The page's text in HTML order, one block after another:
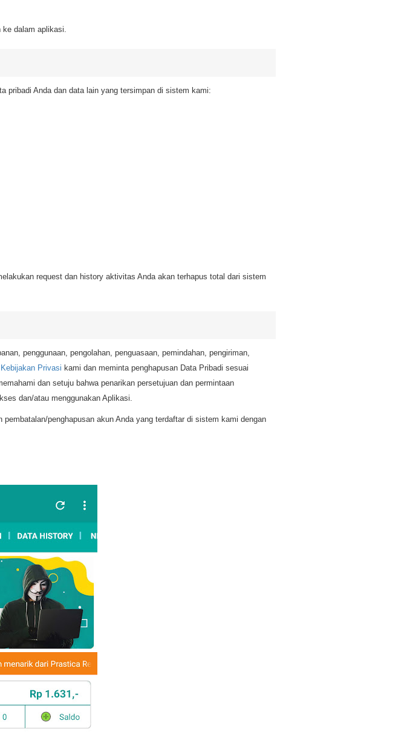
dalam aplikasi.
pribadi Anda dan data lain yang tersimpan di sistem kami:
request dan history aktivitas Anda akan terhapus total dari sistem
penggunaan, pengolahan, penguasaan, pemindahan, pengiriman,
Kebijakan Privasi kami dan meminta penghapusan Data Pribadi sesuai
dan setuju bahwa penarikan persetujuan dan permintaan
dan/atau menggunakan Aplikasi.
penghapusan akun Anda yang terdaftar di sistem kami dengan